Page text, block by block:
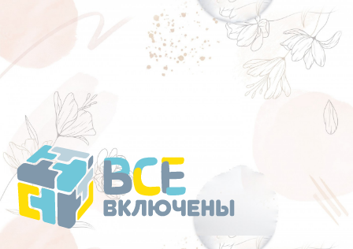
Перейти
к
содержанию